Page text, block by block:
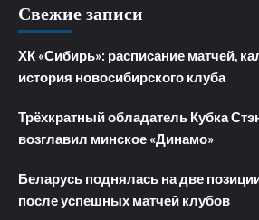
Свежие записи
ХК «Сибирь»: расписание матчей,
история новосибирского клуба
Трёхкратный обладатель Кубка
возглавил минское «Динамо»
Беларусь поднялась на две
после успешных матчей клубов